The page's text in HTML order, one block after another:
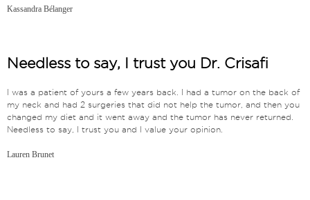
Kassandra Bélanger
Needless to say, I trust you Dr. Crisafi
I was a patient of yours a few years back. I had a tumor on the back of
my neck and had 2 surgeries that did not help the tumor, and then you
changed my diet and it went away and the tumor has never returned.
Needless to say, I trust you and I value your opinion.
Lauren Brunet